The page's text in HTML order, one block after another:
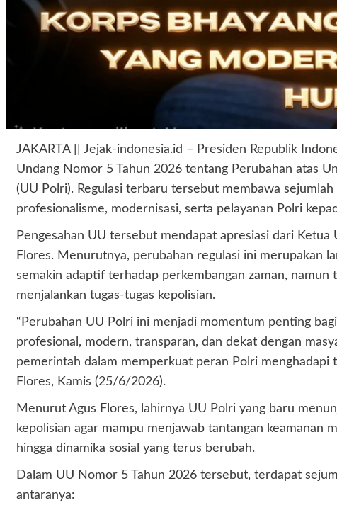
JAKARTA || Jejak-indonesia.id – Presiden Republik
Undang Nomor 5 Tahun 2026 tentang Perubahan atas
(UU Polri). Regulasi terbaru tersebut membawa
profesionalisme, modernisasi, serta pelayanan Polri
Pengesahan UU tersebut mendapat apresiasi dari
Flores. Menurutnya, perubahan regulasi ini merupakan
semakin adaptif terhadap perkembangan zaman,
menjalankan tugas-tugas kepolisian.
“Perubahan UU Polri ini menjadi momentum penting
profesional, modern, transparan, dan dekat dengan
pemerintah dalam memperkuat peran Polri menghadapi
Flores, Kamis (25/6/2026).
Menurut Agus Flores, lahirnya UU Polri yang baru
kepolisian agar mampu menjawab tantangan keamanan
hingga dinamika sosial yang terus berubah.
Dalam UU Nomor 5 Tahun 2026 tersebut, terdapat
antaranya: